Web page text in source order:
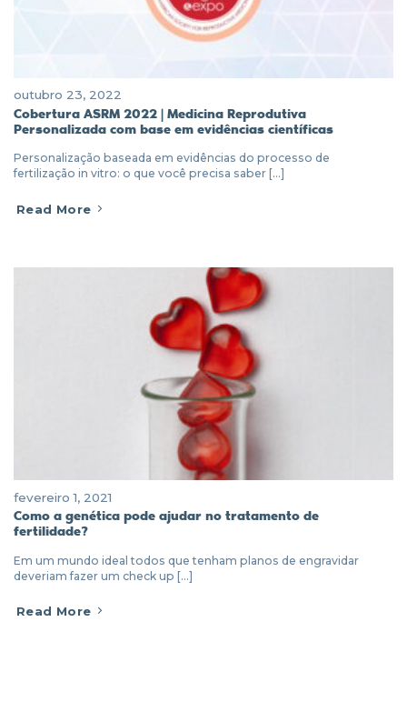
outubro 23, 2022
Cobertura ASRM 2022 | Medicina Reprodutiva
Personalizada com base em evidências científicas
Personalização baseada em evidências do processo de
fertilização in vitro: o que você precisa saber [...]
Read More
fevereiro 1, 2021
Como a genética pode ajudar no tratamento de
fertilidade?
Em um mundo ideal todos que tenham planos de engravidar
deveriam fazer um check up [...]
Read More